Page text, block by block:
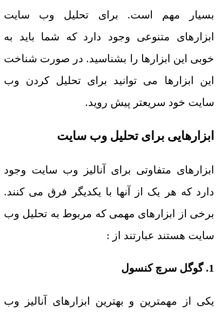
بسیار مهم است. برای تحلیل وب سایت
ابزارهای متنوعی وجود دارد که شما باید به
خوبی این ابزارها را بشناسید. در صورت شناخت
این ابزارها می توانید برای تحلیل کردن وب
سایت خود سریعتر پیش روید.
ابزارهایی برای تحلیل وب سایت
ابزارهای متفاوتی برای آنالیز وب سایت وجود
دارد که هر یک از آنها با یکدیگر فرق می کنند.
برخی از ابزارهای مهمی که مربوط به تحلیل وب
سایت هستند عبارتند از :
1. گوگل سرچ کنسول
یکی از مهمترین و بهترین ابزارهای آنالیز وب